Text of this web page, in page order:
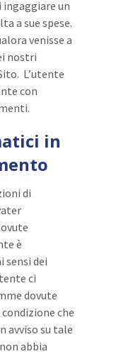
un
a sue spese.
venisse a
nostri
L’utente
con
in
di
è
sensi dei
ci
dovute
che
avviso su tale
abbia